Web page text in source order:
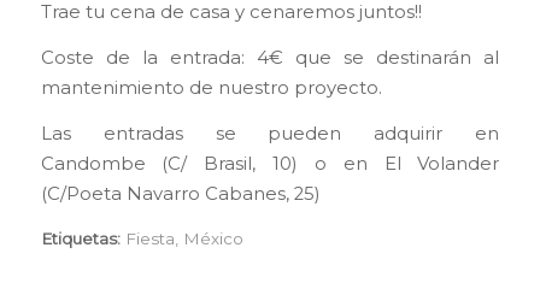
Trae tu cena de casa y cenaremos juntos!!
Coste de la entrada: 4€ que se destinarán al
mantenimiento de nuestro proyecto.
Las entradas se pueden adquirir en
Candombe (C/ Brasil, 10) o en El Volander
(C/Poeta Navarro Cabanes, 25)
Etiquetas: Fiesta, México